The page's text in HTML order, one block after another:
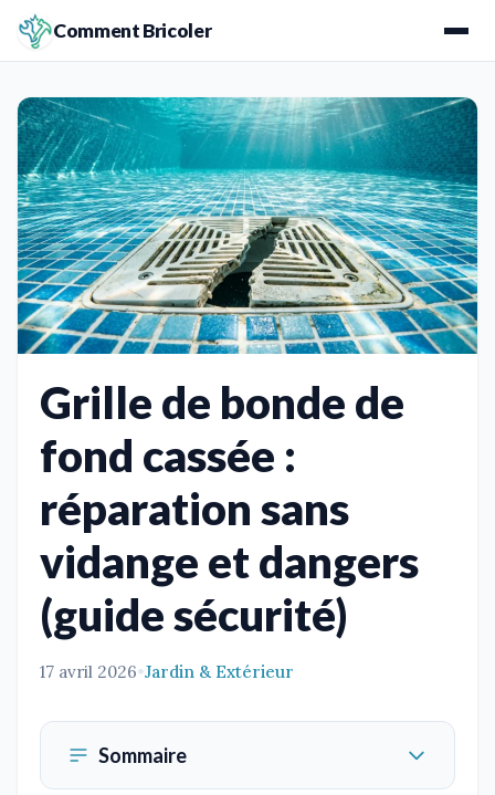
Comment Bricoler
Grille de bonde de
fond cassée :
réparation sans
vidange et dangers
(guide sécurité)
17 avril 2026•Jardin & Extérieur
Sommaire